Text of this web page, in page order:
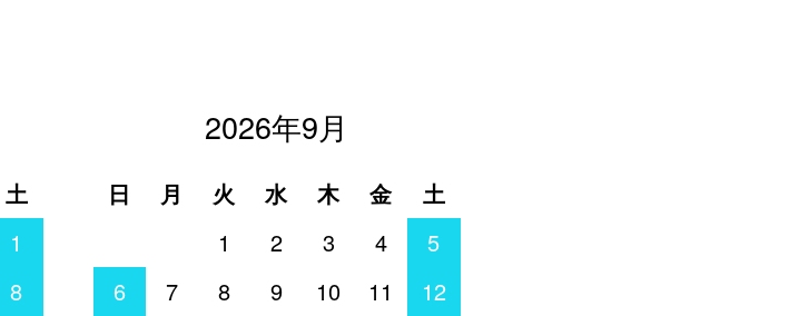
土
1
8
2026年9月
日 月 火 水 木 金
土
1
2 3 4
5
6
7 8 9 10 11
12